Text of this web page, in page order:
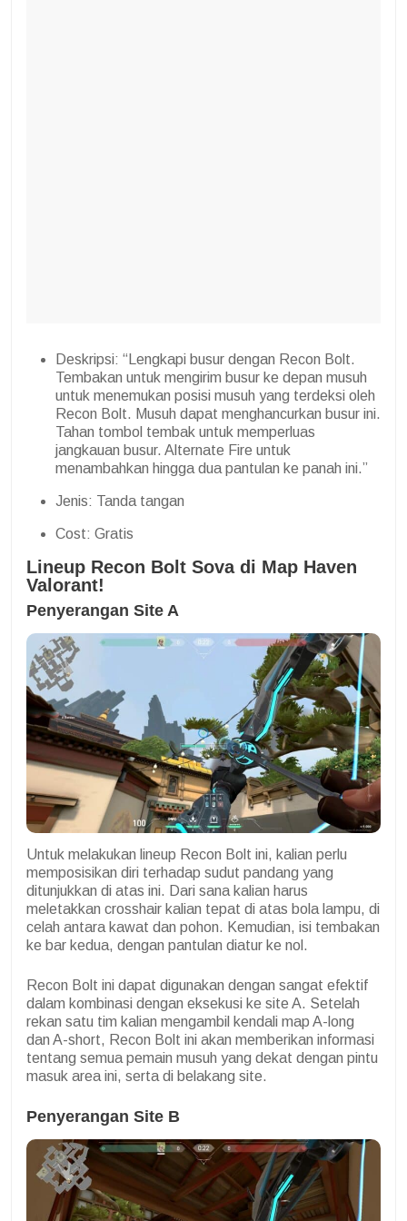
Deskripsi: “Lengkapi busur dengan Recon Bolt.
Tembakan untuk mengirim busur ke depan musuh
untuk menemukan posisi musuh yang terdeksi oleh
Recon Bolt. Musuh dapat menghancurkan busur ini.
Tahan tombol tembak untuk memperluas
jangkauan busur. Alternate Fire untuk
menambahkan hingga dua pantulan ke panah ini.”
Jenis: Tanda tangan
Cost: Gratis
Lineup Recon Bolt Sova di Map Haven
Valorant!
Penyerangan Site A
Untuk melakukan lineup Recon Bolt ini, kalian perlu
memposisikan diri terhadap sudut pandang yang
ditunjukkan di atas ini. Dari sana kalian harus
meletakkan crosshair kalian tepat di atas bola lampu, di
celah antara kawat dan pohon. Kemudian, isi tembakan
ke bar kedua, dengan pantulan diatur ke nol.
Recon Bolt ini dapat digunakan dengan sangat efektif
dalam kombinasi dengan eksekusi ke site A. Setelah
rekan satu tim kalian mengambil kendali map A-long
dan A-short, Recon Bolt ini akan memberikan informasi
tentang semua pemain musuh yang dekat dengan pintu
masuk area ini, serta di belakang site.
Penyerangan Site B